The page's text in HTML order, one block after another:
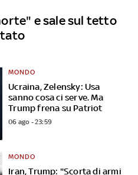
e sale sul tetto
Ucraina, Zelensky: Usa
sanno cosa ci serve. Ma
Trump frena su Patriot
MONDO
06 ago - 23:59
Iran, Trump: "Scorta di armi
MONDO